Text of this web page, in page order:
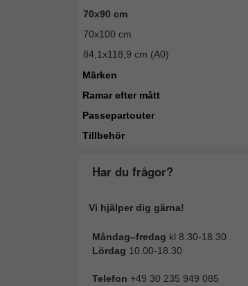
70x90 cm
70x100 cm
84,1x118,9 cm (A0)
Märken
Ramar efter mått
Passepartouter
Tillbehör
Har du frågor?
Vi hjälper dig gärna!
Måndag–fredag kl 8.30-18.30
Lördag 10.00-18.30
Telefon +49 30 235 949 085